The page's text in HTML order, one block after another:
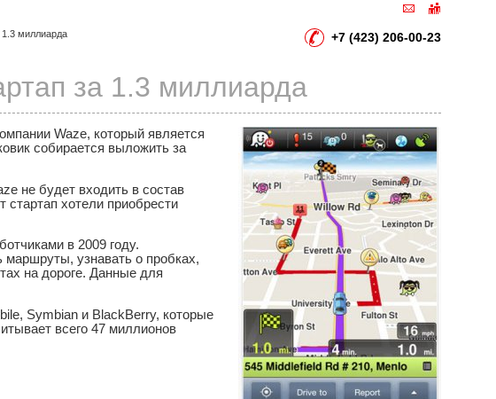
+7 (423) 206-00-23
1.3 миллиарда
за 1.3 миллиарда
Waze, который является
собирается выложить за
не будет входить в состав
стартап хотели приобрести
в 2009 году.
маршруты, узнавать о пробках,
на дороге. Данные для
Symbian и BlackBerry, которые
всего 47 миллионов